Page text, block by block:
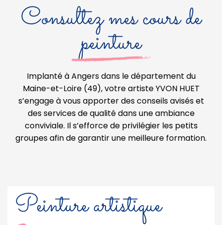
Consultez mes cours de
peinture
Implanté à Angers dans le département du
Maine-et-Loire (49), votre artiste YVON HUET
s’engage à vous apporter des conseils avisés et
des services de qualité dans une ambiance
conviviale. Il s’efforce de privilégier les petits
groupes afin de garantir une meilleure formation.
Peinture artistique